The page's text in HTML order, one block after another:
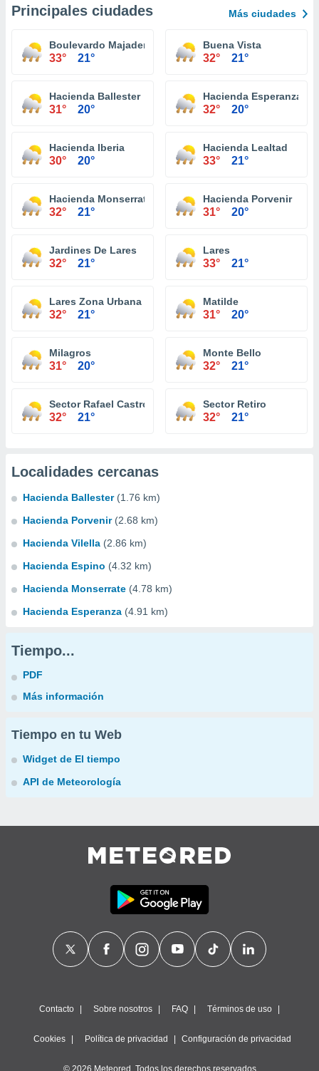
Principales ciudades Más ciudades
Boulevardo Majadero
33° 21°
Buena Vista
32° 21°
Hacienda Ballester
31° 20°
Hacienda Esperanza
32° 20°
Hacienda Iberia
30° 20°
Hacienda Lealtad
33° 21°
Hacienda Monserrate
32° 21°
Hacienda Porvenir
31° 20°
Jardines De Lares
32° 21°
Lares
33° 21°
Lares Zona Urbana
32° 21°
Matilde
31° 20°
Milagros
31° 20°
Monte Bello
32° 21°
Sector Rafael Castro
32° 21°
Sector Retiro
32° 21°
Localidades cercanas
Hacienda Ballester (1.76 km)
Hacienda Porvenir (2.68 km)
Hacienda Vilella (2.86 km)
Hacienda Espino (4.32 km)
Hacienda Monserrate (4.78 km)
Hacienda Esperanza (4.91 km)
Tiempo...
PDF
Más información
Tiempo en tu Web
Widget de El tiempo
API de Meteorología
Contacto Sobre nosotros FAQ Términos de uso
Cookies Política de privacidad Configuración de privacidad
© 2026 Meteored. Todos los derechos reservados